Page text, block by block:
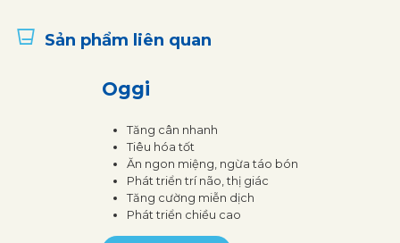
Sản phẩm liên quan
Oggi
Tăng cân nhanh
Tiêu hóa tốt
Ăn ngon miệng, ngừa táo bón
Phát triển trí não, thị giác
Tăng cường miễn dịch
Phát triển chiều cao